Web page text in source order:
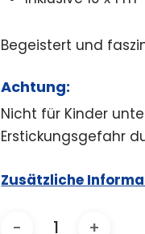
Begeistert und
Achtung:
Nicht für Kinder
Erstickungsgefahr
Zusätzliche